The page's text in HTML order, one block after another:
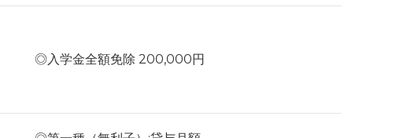
◎入学金全額免除 200,000円